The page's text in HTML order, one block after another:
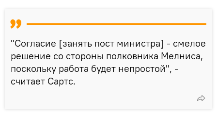
"Согласие [занять пост министра] - смелое
решение со стороны полковника Мелниса,
поскольку работа будет непростой", -
считает Сартс.